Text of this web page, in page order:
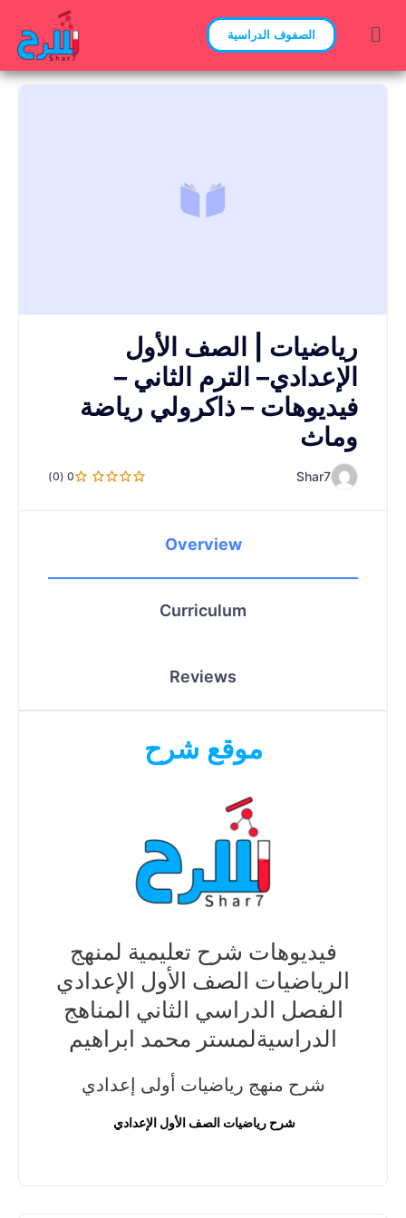
الصفوف الدراسية
رياضيات | الصف الأول
الإعدادي– الترم الثاني –
فيديوهات – ذاكرولي رياضة
وماث
Shar7
0 (0)
Overview
Curriculum
Reviews
موقع شرح
فيديوهات شرح تعليمية لمنهج
الرياضيات الصف الأول الإعدادي
الفصل الدراسي الثاني المناهج
الدراسيةلمستر محمد ابراهيم
شرح منهج رياضيات أولى إعدادي
شرح رياضيات الصف الأول الإعدادي